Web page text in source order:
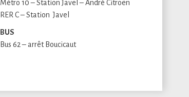
Métro 10 – Station Javel – André Citroën
RER C – Station Javel
BUS
Bus 62 – arrêt Boucicaut